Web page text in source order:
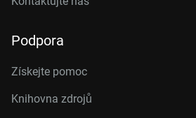
Podpora
Získejte pomoc
Knihovna zdrojů